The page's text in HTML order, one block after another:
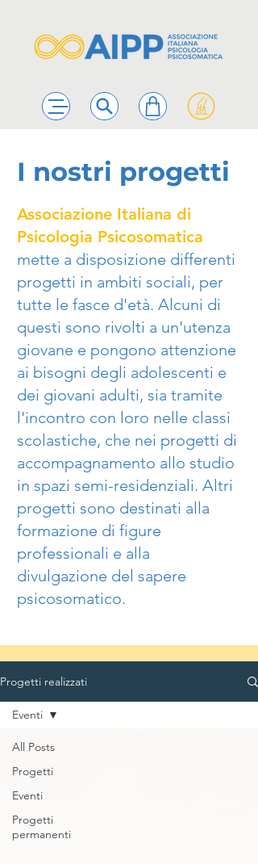
I nostri progetti
Associazione Italiana di
Psicologia Psicosomatica
mette a disposizione differenti
progetti in ambiti sociali, per
tutte le fasce d'età. Alcuni di
questi sono rivolti a un'utenza
giovane e pongono attenzione
ai bisogni degli adolescenti e
dei giovani adulti, sia tramite
l'incontro con loro nelle classi
scolastiche, che nei progetti di
accompagnamento allo studio
in spazi semi-residenziali. Altri
progetti sono destinati alla
formazione di figure
professionali e alla
divulgazione del sapere
psicosomatico.
Progetti realizzati
All Posts
Progetti
Eventi
Progetti
permanenti
Eventi